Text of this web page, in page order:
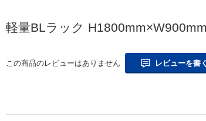
軽量BLラック
この商品のレビューはありません レビューを書く